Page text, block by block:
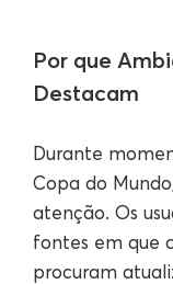
Por que
Destacam
Durante
Copa do
atenção. Os
fontes em que
procuram